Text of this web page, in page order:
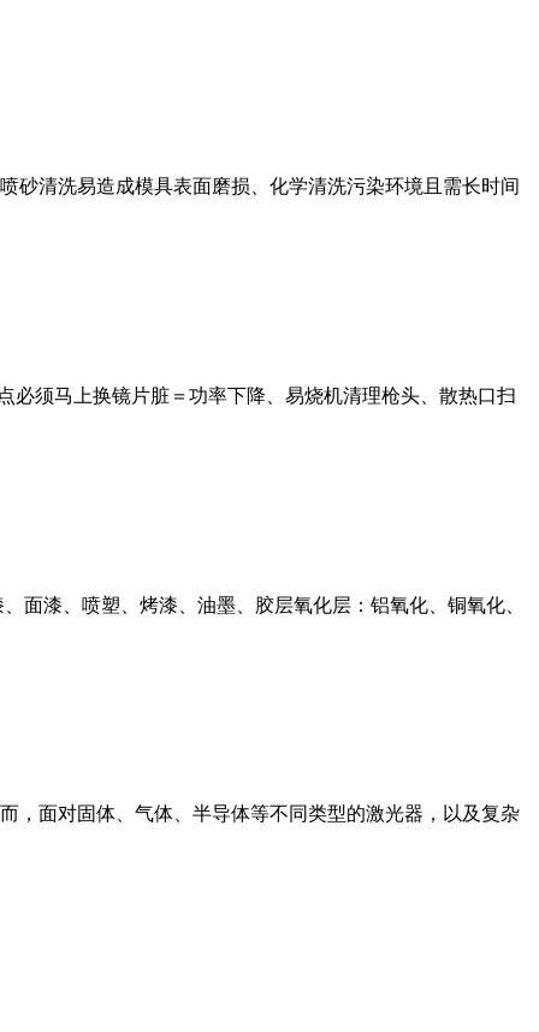
砂清洗易造成模具表面磨损、化学清洗污染环境且需长时间
须马上换镜片脏＝功率下降、易烧机清理枪头、散热口扫
面漆、喷塑、烤漆、油墨、胶层氧化层：铝氧化、铜氧化、
，面对固体、气体、半导体等不同类型的激光器，以及复杂